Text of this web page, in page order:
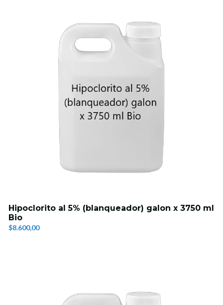
Hipoclorito al 5% (blanqueador) galon x 3750 ml
Bio
$8.600,00